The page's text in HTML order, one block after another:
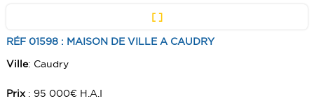
TOUTES LES VENTES
MAISONS
APPARTEMENT
LOCATIONS
[ ]
RÉF 01598 : MAISON DE VILLE A CAUDRY
Ville: Caudry
Prix: 95 000€ H.A.I